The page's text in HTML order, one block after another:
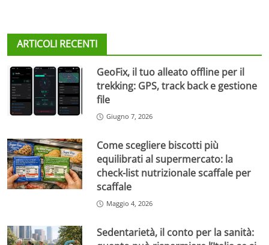
ARTICOLI RECENTI
GeoFix, il tuo alleato offline per il
trekking: GPS, track back e gestione
file
Giugno 7, 2026
Come scegliere biscotti più
equilibrati al supermercato: la
check-list nutrizionale scaffale per
scaffale
Maggio 4, 2026
Sedentarietà, il conto per la sanità: